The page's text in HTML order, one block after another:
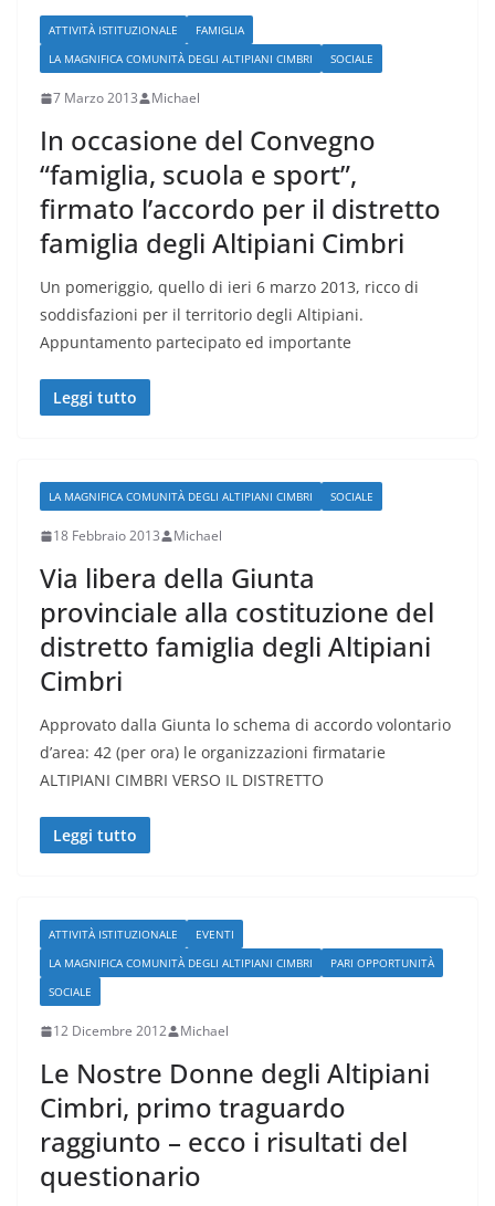
ATTIVITÀ ISTITUZIONALE
FAMIGLIA
LA MAGNIFICA COMUNITÀ DEGLI ALTIPIANI CIMBRI
SOCIALE
7 Marzo 2013 Michael
In occasione del Convegno
“famiglia, scuola e sport”,
firmato l’accordo per il distretto
famiglia degli Altipiani Cimbri
Un pomeriggio, quello di ieri 6 marzo 2013, ricco di
soddisfazioni per il territorio degli Altipiani.
Appuntamento partecipato ed importante
Leggi tutto
LA MAGNIFICA COMUNITÀ DEGLI ALTIPIANI CIMBRI SOCIALE
18 Febbraio 2013 Michael
Via libera della Giunta
provinciale alla costituzione del
distretto famiglia degli Altipiani
Cimbri
Approvato dalla Giunta lo schema di accordo volontario
d’area: 42 (per ora) le organizzazioni firmatarie
ALTIPIANI CIMBRI VERSO IL DISTRETTO
Leggi tutto
ATTIVITÀ ISTITUZIONALE
EVENTI
LA MAGNIFICA COMUNITÀ DEGLI ALTIPIANI CIMBRI
PARI OPPORTUNITÀ
SOCIALE
12 Dicembre 2012 Michael
Le Nostre Donne degli Altipiani
Cimbri, primo traguardo
raggiunto – ecco i risultati del
questionario